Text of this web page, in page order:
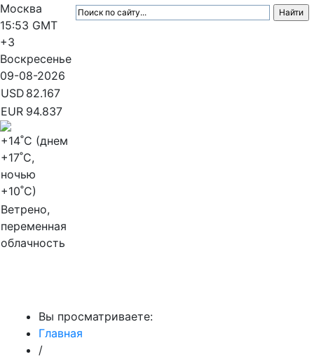
Москва
15:53 GMT
+3
Воскресенье
09-08-2026
USD 82.167
EUR 94.837
+14˚C (днем
+17˚C,
ночью
+10˚C)
Ветрено,
переменная
облачность
Вы просматриваете:
Главная
/